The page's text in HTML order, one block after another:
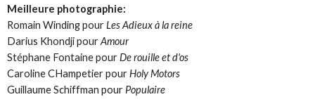
Meilleure photographie:
Romain Winding pourLes Adieux à la reine
Darius Khondji pourAmour
Stéphane Fontaine pourDe rouille et d'os
Caroline CHampetier pourHoly Motors
Guillaume Schiffman pour Populaire